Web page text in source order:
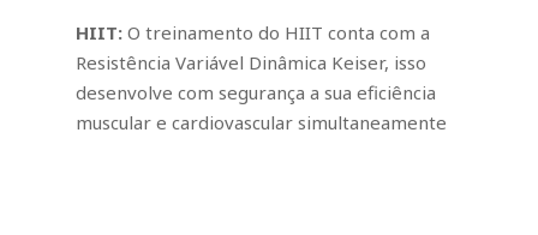
HIIT:O treinamento do HIIT conta com a
Resistência Variável Dinâmica Keiser, isso
desenvolve com segurança a sua eficiência
muscular e cardiovascular simultaneamente